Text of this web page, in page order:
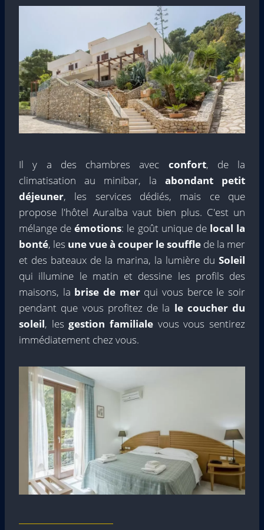
Il y a des chambres avec confort, de la
climatisation au minibar, la abondant
petit
déjeuner, les services dédiés, mais ce que
propose l'hôtel Auralba vaut bien plus. C'est un
mélange deémotions: le goût unique de local la
bonté, les une vue à couper le souffle de la mer
et des bateaux de la marina, la lumière du Soleil
qui illumine le matin et dessine les profils des
maisons, la brise de merqui vous berce le soir
pendant que vous profitez de la le coucher du
soleil, lesgestion familiale vous vous sentirez
immédiatement chez vous.